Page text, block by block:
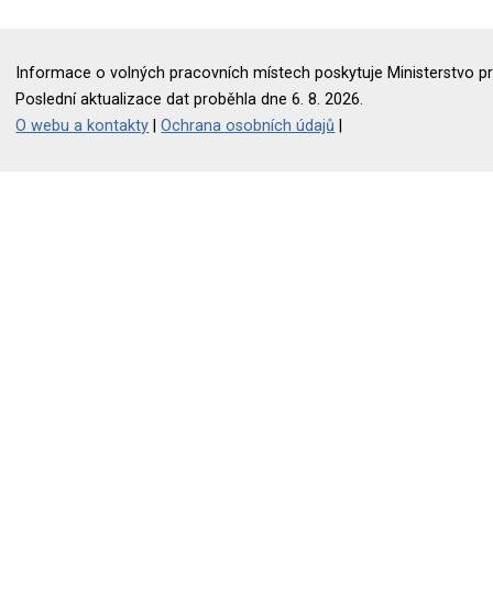
Informace o volných pracovních místech poskytuje Ministerstvo
Poslední aktualizace dat proběhla dne 6. 8. 2026.
O webu a kontakty |Ochrana osobních údajů